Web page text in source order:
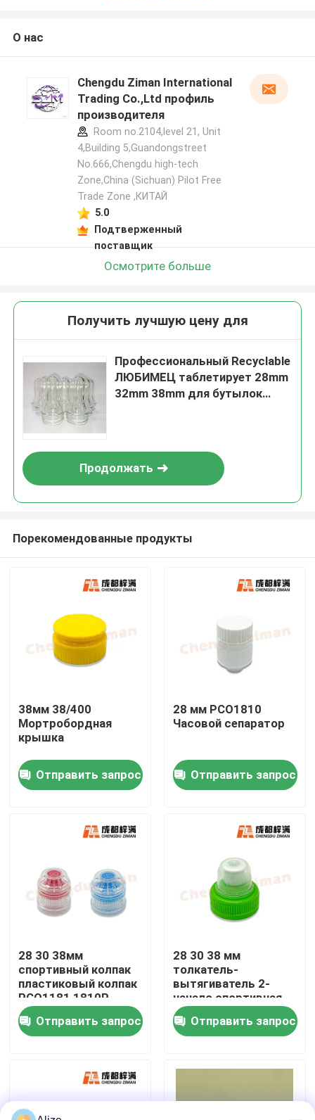
Дом
Путешествие фабрики
Свяжитесь мы
Новости
Алюминиевая упаковка напитка
О нас
Chengdu Ziman International
Trading Co.,Ltd профиль
производителя
Room no.2104,level 21, Unit
4,Building 5,Guandongstreet
No.666,Chengdu high-tech
Zone,China (Sichuan) Pilot Free
Trade Zone ,КИТАЙ
5.0
Подтверженный
поставщик
Осмотрите больше
Получить лучшую цену для
Профессиональный Recyclable
ЛЮБИМЕЦ таблетирует 28mm
32mm 38mm для бутылок
Продолжать
Порекомендованные продукты
38мм 38/400
Мортробордная
крышка
Отправить запрос
28 мм PCO1810
Часовой сепаратор
Отправить запрос
28 30 38мм
спортивный колпак
пластиковый колпак
PCO1181 1810P
Отправить запрос
28 30 38 мм
толкатель-
вытягиватель 2-
начало спортивная
капсула пластиковая
капсула
Отправить запрос